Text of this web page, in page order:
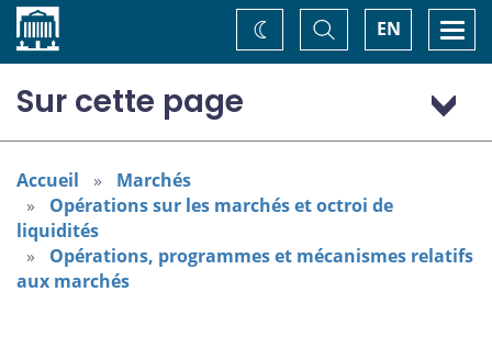
Accueil EN
Basculer
la
recherche
Changez
de
Sur cette page
Informations sur le programme
Résultats
Reddition de comptes
Personnes-ressources
Avis connexes
Accueil
Marchés
Opérations sur les marchés et octroi de
liquidités
Opérations, programmes et mécanismes relatifs
aux marchés